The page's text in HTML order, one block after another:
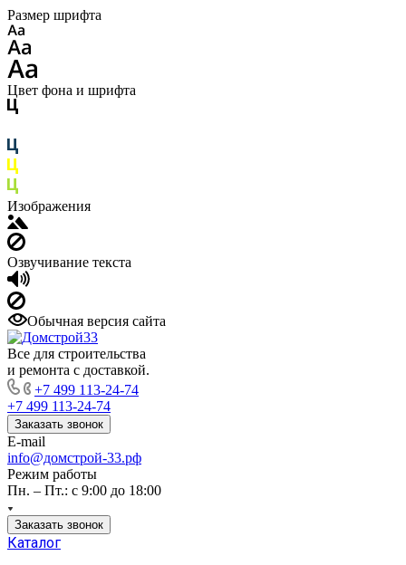
Размер шрифта
Цвет фона и шрифта
Изображения
Озвучивание текста
Обычная версия сайта
Все для строительства
и ремонта с доставкой.
+7 499 113-24-74
+7 499 113-24-74
Заказать звонок
E-mail
info@домстрой-33.рф
Режим работы
Пн. – Пт.: с 9:00 до 18:00
Заказать звонок
Каталог